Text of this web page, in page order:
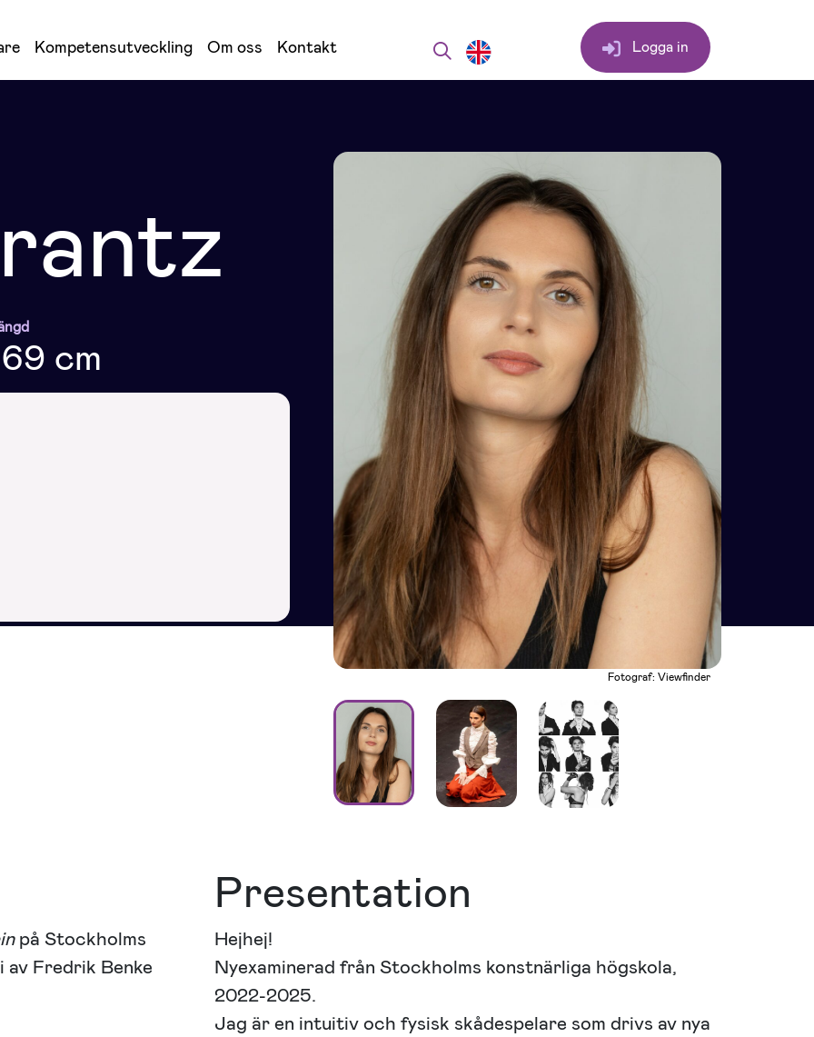
Kompetensutveckling Om oss Kontakt Logga in
cm
Fotograf: Viewfinder
på Stockholms
Fredrik Benke
Presentation
Hejhej!
Nyexaminerad från Stockholms konstnärliga högskola,
2022-2025.
Jag är en intuitiv och fysisk skådespelare som drivs av nya